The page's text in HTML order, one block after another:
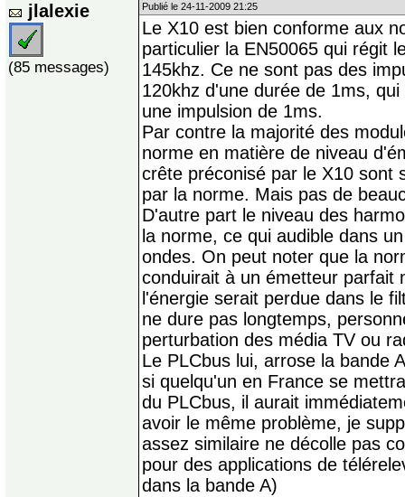
jlalexie
(85 messages)
Publié le 24-11-2009 21:25
Le X10 est bien conforme aux
particulier la EN50065 qui régit
145khz. Ce ne sont pas des
120khz d'une durée de 1ms,
une impulsion de 1ms.
Par contre la majorité des
norme en matière de niveau
crête préconisé par le X10 sont
par la norme. Mais pas de
D'autre part le niveau des
la norme, ce qui audible dans
ondes. On peut noter que la
conduirait à un émetteur parfait
l'énergie serait perdue dans le
ne dure pas longtemps,
perturbation des média TV ou
Le PLCbus lui, arrose la bande
si quelqu'un en France se
du PLCbus, il aurait
avoir le même problème, je
assez similaire ne décolle pas
pour des applications de
dans la bande A)